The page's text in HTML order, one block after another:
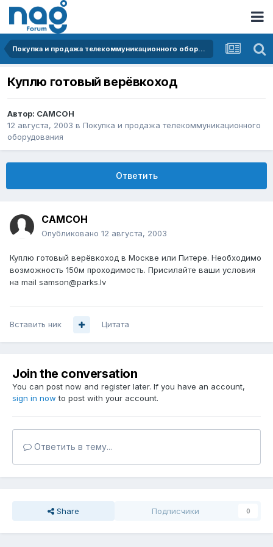
Покупка и продажа телекоммуникационного оборудования
Куплю готовый верёвкоход
Автор: CAMCOH
12 августа, 2003 в Покупка и продажа телекоммуникационного
оборудования
Ответить
CAMCOH
Опубликовано 12 августа, 2003
Куплю готовый верёвкоход в Москве или Питере. Необходимо
возможность 150м проходимость. Присилайте ваши условия
на mail samson@parks.lv
Вставить ник Цитата
Join the conversation
You can post now and register later. If you have an account,
sign in now to post with your account.
Ответить в тему...
Share Подписчики 0